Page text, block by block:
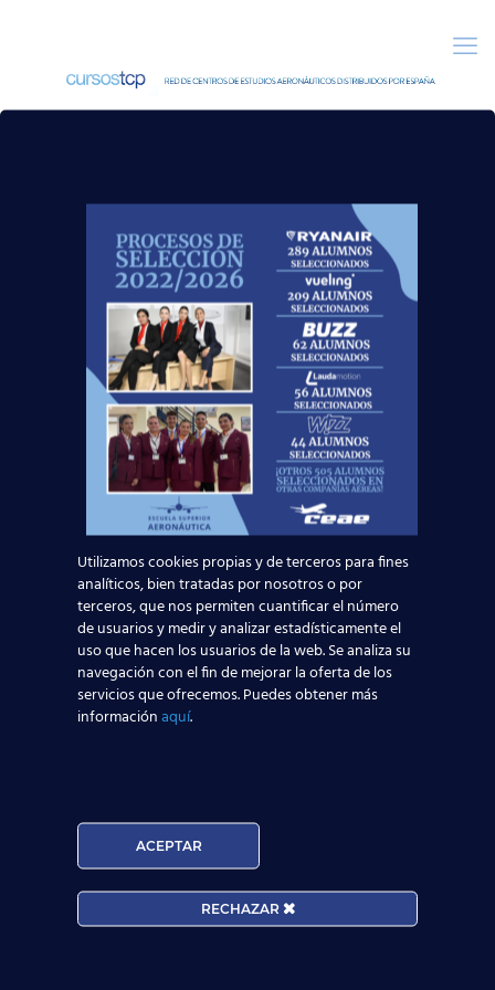
4 agosto, 2015
Iberia enlaza Madrid
con Madeira durante
el verano de 2015
Iberia ofertará tres vuelos semanales a la isla
portuguesa de Madeira. La aerolínea
española Iberia anuncia vuelos a Funchal
durante todo el periodo estival, en concreto
Utilizamos cookies propias y de terceros para fines
analíticos, bien tratadas por nosotros o por
terceros, que nos permiten cuantificar el número
de usuarios y medir y analizar estadísticamente el
uso que hacen los usuarios de la web. Se analiza su
navegación con el fin de mejorar la oferta de los
servicios que ofrecemos. Puedes obtener más
informaciónaquí.
ACEPTAR
RECHAZAR